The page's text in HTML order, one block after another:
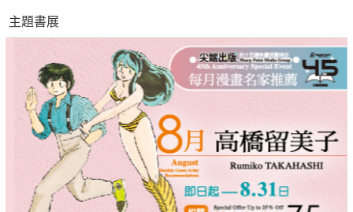
主題書展